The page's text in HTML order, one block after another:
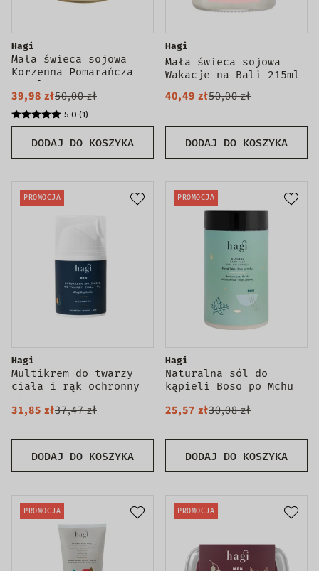
DODAJ DO KOSZYKA
Hagi
Mała świeca sojowa
Korzenna Pomarańcza
215ml
39,98 zł50,00 zł
5.0 (1)
DODAJ DO KOSZYKA
Hagi
Mała świeca sojowa
Wakacje na Bali 215ml
40,49 zł50,00 zł
PROMOCJA
DODAJ DO KOSZYKA
Hagi
Multikrem do twarzy
ciała i rąk ochronny
Ahoj Kapitanie 50ml
31,85 zł37,47 zł
PROMOCJA
DODAJ DO KOSZYKA
Hagi
Naturalna sól do
kąpieli Boso po Mchu
25,57 zł30,08 zł
PROMOCJA PROMOCJA